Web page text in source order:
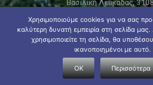
Βασιλική Λευκάδας,
© Γυμνάσιο και Λυκειακές Τάξεις
Χρησιμοποιούμε cookies για να σας
καλύτερη δυνατή εμπειρία στη σελίδα
χρησιμοποιείτε τη σελίδα, θα
ικανοποιημένοι με αυτό.
OK Περισσότερα